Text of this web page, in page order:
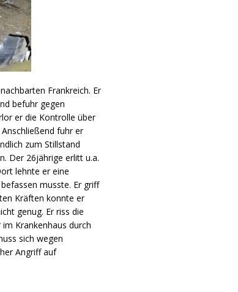
Frankreich. Er
befuhr gegen
er die Kontrolle über
fuhr er
zum Stillstand
Der 26jährige erlitt u.a.
lehnte er eine
musste. Er griff
Kräften konnte er
genug. Er riss die
Krankenhaus durch
sich wegen
Angriff auf